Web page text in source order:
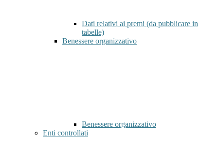
Dati relativi ai premi (da pubblicare in
tabelle)
Benessere organizzativo
Benessere organizzativo
Enti controllati